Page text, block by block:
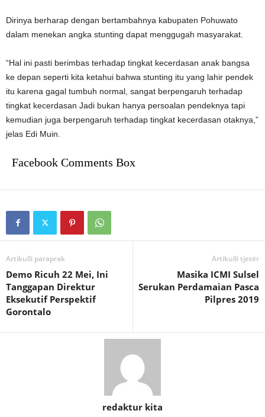
Dirinya berharap dengan bertambahnya kabupaten Pohuwato
dalam menekan angka stunting dapat menggugah masyarakat.
“Hal ini pasti berimbas terhadap tingkat kecerdasan anak bangsa
ke depan seperti kita ketahui bahwa stunting itu yang lahir pendek
itu karena gagal tumbuh normal, sangat berpengaruh terhadap
tingkat kecerdasan Jadi bukan hanya persoalan pendeknya tapi
kemudian juga berpengaruh terhadap tingkat kecerdasan otaknya,”
jelas Edi Muin.
Facebook Comments Box
Artikulli paraprak
Demo Ricuh 22 Mei, Ini
Tanggapan Direktur
Eksekutif Perspektif
Gorontalo
Artikulli tjetër
Masika ICMI Sulsel
Serukan Perdamaian Pasca
Pilpres 2019
redaktur kita